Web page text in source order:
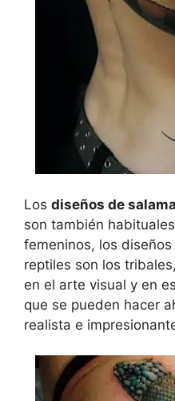
Los diseños de
son también
femeninos, los
reptiles son los
en el arte visual y en
que se pueden hacer
realista e